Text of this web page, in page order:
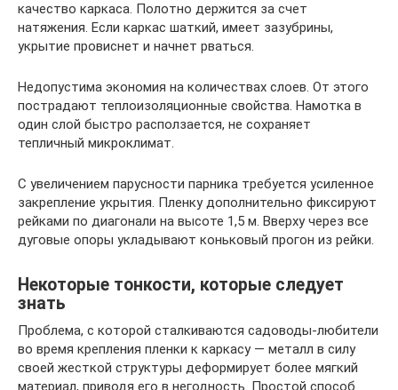
качество каркаса. Полотно держится за счет
натяжения. Если каркас шаткий, имеет зазубрины,
укрытие провиснет и начнет рваться.
Недопустима экономия на количествах слоев. От этого
пострадают теплоизоляционные свойства. Намотка в
один слой быстро расползается, не сохраняет
тепличный микроклимат.
С увеличением парусности парника требуется усиленное
закрепление укрытия. Пленку дополнительно фиксируют
рейками по диагонали на высоте 1,5 м. Вверху через все
дуговые опоры укладывают коньковый прогон из рейки.
Некоторые тонкости, которые следует
знать
Проблема, с которой сталкиваются садоводы-любители
во время крепления пленки к каркасу — металл в силу
своей жесткой структуры деформирует более мягкий
материал, приводя его в негодность. Простой способ